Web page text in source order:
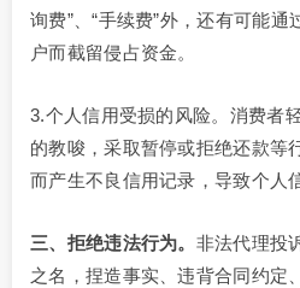
询费”、“手续费”外，还有可能
户而截留侵占资金。
3.个人信用受损的风险。消费者
的教唆，采取暂停或拒绝还款等
而产生不良信用记录，导致个人
三、拒绝违法行为。 非法代理投
之名，捏造事实、违背合同约定